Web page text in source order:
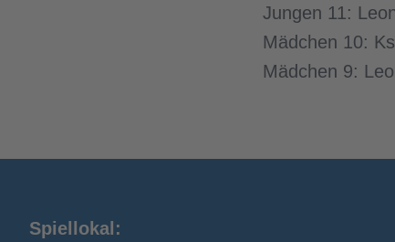
Jungen 11:
Mädchen 10:
Mädchen 9:
Spiellokal: